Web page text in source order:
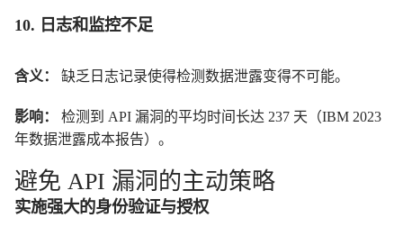
10. 日志和监控不足
含义： 缺乏日志记录使得检测数据泄露变得不可能。
影响：
检测到 API 漏洞的平均时间长达 237 天（IBM 2023
年数据泄露成本报告）。
避免 API 漏洞的主动策略
实施强大的身份验证与授权